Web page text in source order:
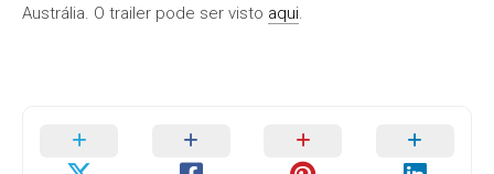
Austrália. O trailer pode ser visto aqui.